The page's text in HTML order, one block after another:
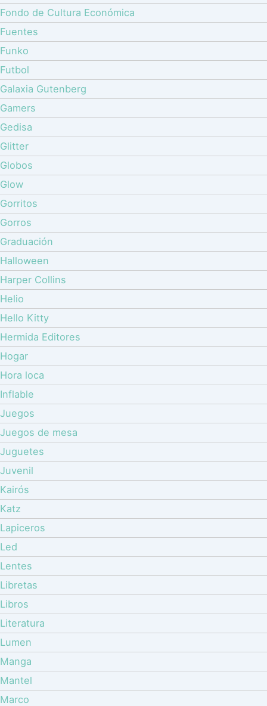
Fondo de Cultura Económica
Fuentes
Funko
Futbol
Galaxia Gutenberg
Gamers
Gedisa
Glitter
Globos
Glow
Gorritos
Gorros
Graduación
Halloween
Harper Collins
Helio
Hello Kitty
Hermida Editores
Hogar
Hora loca
Inflable
Juegos
Juegos de mesa
Juguetes
Juvenil
Kairós
Katz
Lapiceros
Led
Lentes
Libretas
Libros
Literatura
Lumen
Manga
Mantel
Marco